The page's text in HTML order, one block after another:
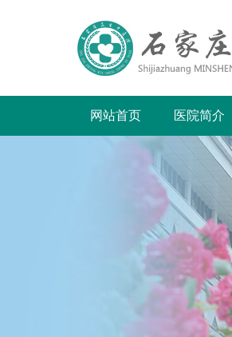
网站首页 医院简介